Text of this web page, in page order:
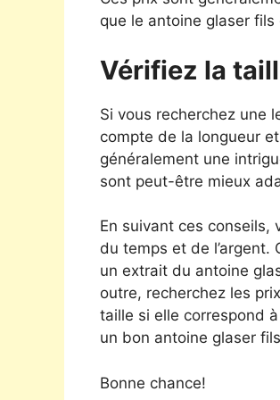
que le antoine glaser fils
Vérifiez la
Si vous recherchez une
compte de la longueur
généralement une
sont peut-être mieux
En suivant ces
du temps et de l’argent.
un extrait du antoine
outre, recherchez les
taille si elle correspond
un bon antoine glaser
Bonne chance!